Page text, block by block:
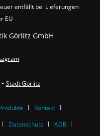
entfällt bei Lieferungen
EU
Görlitz GmbH
Stadt Görlitz
Kontakt
Datenschutz
AGB